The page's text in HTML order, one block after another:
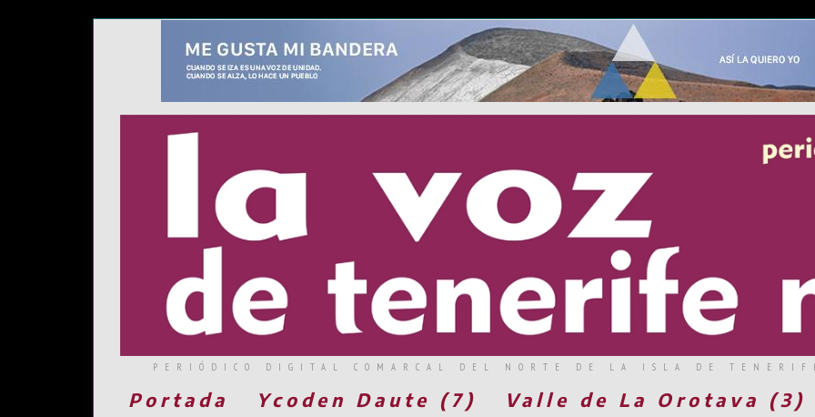
PERIÓDICO DIGITAL COMARCAL DEL NORTE DE LA ISLA DE
Portada Ycoden Daute (7)
Valle de La Orotava (3)